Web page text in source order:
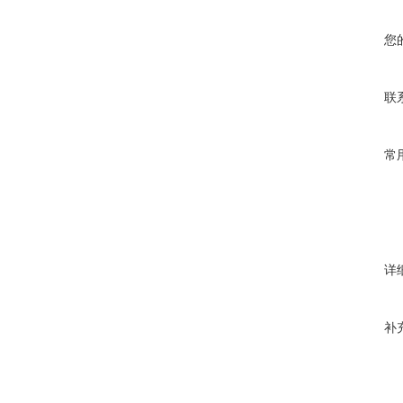
您
联
常
详
补